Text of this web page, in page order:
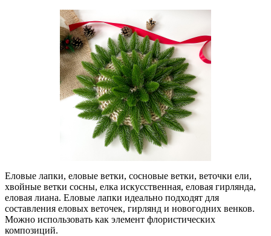
Еловые лапки, еловые ветки, сосновые ветки, веточки ели,
хвойные ветки сосны, елка искусственная, еловая гирлянда,
еловая лиана. Еловые лапки идеально подходят для
составления еловых веточек, гирлянд и новогодних венков.
Можно использовать как элемент флористических
композиций.